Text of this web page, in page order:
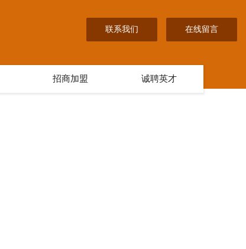
联系我们 在线留言
招商加盟 诚聘英才